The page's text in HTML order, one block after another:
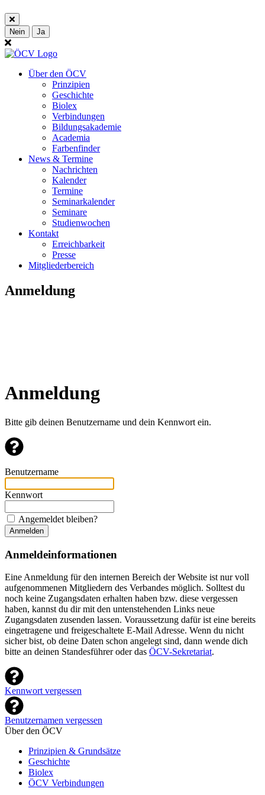
Nein Ja
Über den ÖCV
Prinzipien
Geschichte
Biolex
Verbindungen
Bildungsakademie
Academia
Farbenfinder
News & Termine
Nachrichten
Kalender
Termine
Seminarkalender
Seminare
Studienwochen
Kontakt
Erreichbarkeit
Presse
Mitgliederbereich
Anmeldung
Anmeldung
Bitte gib deinen Benutzername und dein Kennwort ein.
Benutzername
Kennwort
Angemeldet bleiben?
Anmelden
Anmeldeinformationen
Eine Anmeldung für den internen Bereich der Website ist nur voll
aufgenommenen Mitgliedern des Verbandes möglich. Solltest du
noch keine Zugangsdaten erhalten haben bzw. diese vergessen
haben, kannst du dir mit den untenstehenden Links neue
Zugangsdaten zusenden lassen. Voraussetzung dafür ist eine bereits
eingetragene und freigeschaltete E-Mail Adresse. Wenn du nicht
sicher bist, ob deine Daten schon angelegt sind, dann wende dich
bitte an deinen Standesführer oder das ÖCV-Sekretariat.
Kennwort vergessen
Benutzernamen vergessen
Über den ÖCV
Prinzipien & Grundsätze
Geschichte
Biolex
ÖCV Verbindungen